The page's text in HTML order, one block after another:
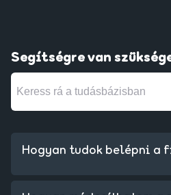
Segítségre van
Hogyan tudok belépni a